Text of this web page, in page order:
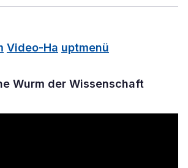
Video-Ha uptmenü
Wurm der Wissenschaft